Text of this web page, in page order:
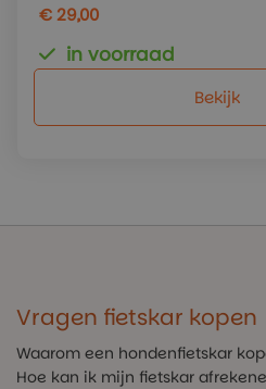
€ 29,00
in voorraad
Bekijk
Vragen fietskar kopen
Waarom een hondenfietskar
Hoe kan ik mijn fietskar